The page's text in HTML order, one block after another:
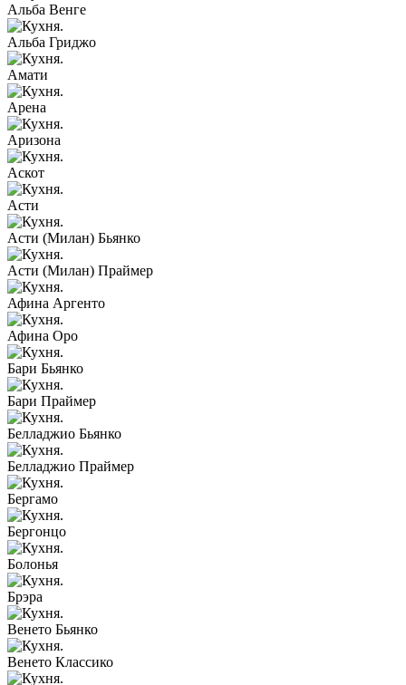
Альба Венге
Альба Гриджо
Амати
Арена
Аризона
Аскот
Асти
Асти (Милан) Бьянко
Асти (Милан) Праймер
Афина Аргенто
Афина Оро
Бари Бьянко
Бари Праймер
Белладжио Бьянко
Белладжио Праймер
Бергамо
Бергонцо
Болонья
Брэра
Венето Бьянко
Венето Классико